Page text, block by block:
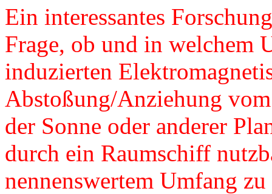
Ein interessantes
Frage, ob und in welchem
induzierten
Abstoßung/Anziehung
der Sonne oder anderer
durch ein Raumschiff
nennenswertem Umfang zu